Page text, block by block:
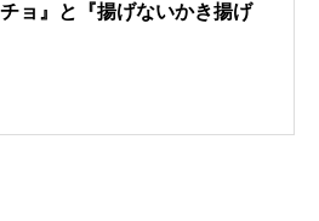
ョ』と『揚げないかき揚げ